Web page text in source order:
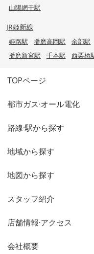
山陽網干駅
JR姫新線
姫路駅 播磨高岡駅 余部駅
播磨新宮駅
千本駅 西栗栖
TOPページ
都市ガス·オール電化
路線·駅から探す
地域から探す
地図から探す
スタッフ紹介
店舗情報·アクセス
会社概要